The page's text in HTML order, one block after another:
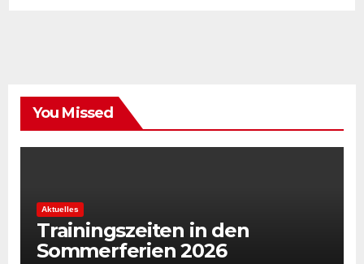
You Missed
Aktuelles
Trainingszeiten in den
Sommerferien 2026